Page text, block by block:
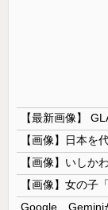
【画像】女の子